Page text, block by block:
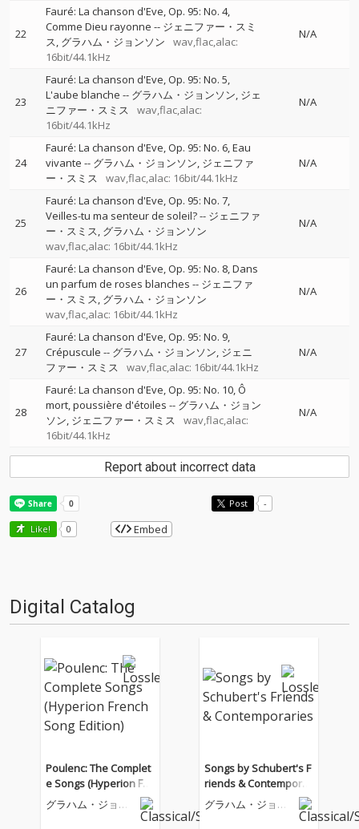
22
Fauré: La chanson d'Eve, Op. 95: No. 4,
Comme Dieu rayonne -- ジェニファー・スミ
ス グラハム・ジョンソン
wav,flac,alac:
16bit/44.1kHz
N/A
23
Fauré: La chanson d'Eve, Op. 95: No. 5,
L'aube blanche -- グラハム・ジョンソン ジェ
ニファー・スミス
wav,flac,alac:
16bit/44.1kHz
N/A
24
Fauré: La chanson d'Eve, Op. 95: No. 6, Eau
vivante -- グラハム・ジョンソン ジェニファ
ー・スミス
wav,flac,alac: 16bit/44.1kHz
N/A
25
Fauré: La chanson d'Eve, Op. 95: No. 7,
Veilles-tu ma senteur de soleil?-- ジェニファ
ー・スミス グラハム・ジョンソン
wav,flac,alac: 16bit/44.1kHz
N/A
26
Fauré: La chanson d'Eve, Op. 95: No. 8, Dans
un parfum de roses blanches -- ジェニファ
ー・スミス グラハム・ジョンソン
wav,flac,alac: 16bit/44.1kHz
N/A
27
Fauré: La chanson d'Eve, Op. 95: No. 9,
Crépuscule -- グラハム・ジョンソン ジェニ
ファー・スミス
wav,flac,alac: 16bit/44.1kHz
N/A
28
Fauré: La chanson d'Eve, Op. 95: No. 10, Ô
mort, poussière d'étoiles -- グラハム・ジョン
ソン ジェニファー・スミス
wav,flac,alac:
16bit/44.1kHz
N/A
Report about incorrect data
Post -
Like! 0 Embed
Digital Catalog
Poulenc: The Complet
e Songs (Hyperion Fre
nch Song Edition)
グラハム・ジョン
Songs by Schubert's F
riends & Contemporar
ies
グラハム・ジョン